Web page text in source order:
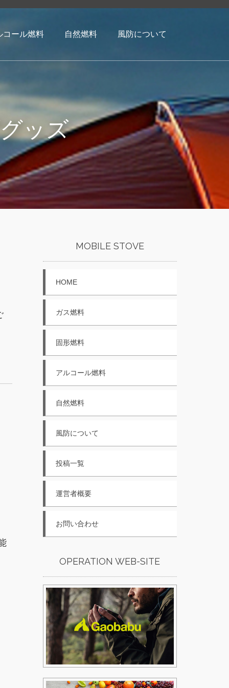
コール燃料 自然燃料 風防について
ッズ
MOBILE STOVE
HOME
ガス燃料
固形燃料
アルコール燃料
自然燃料
風防について
投稿一覧
運営者概要
お問い合わせ
OPERATION WEB-SITE